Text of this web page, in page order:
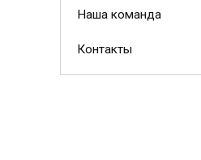
Наша команда
Контакты